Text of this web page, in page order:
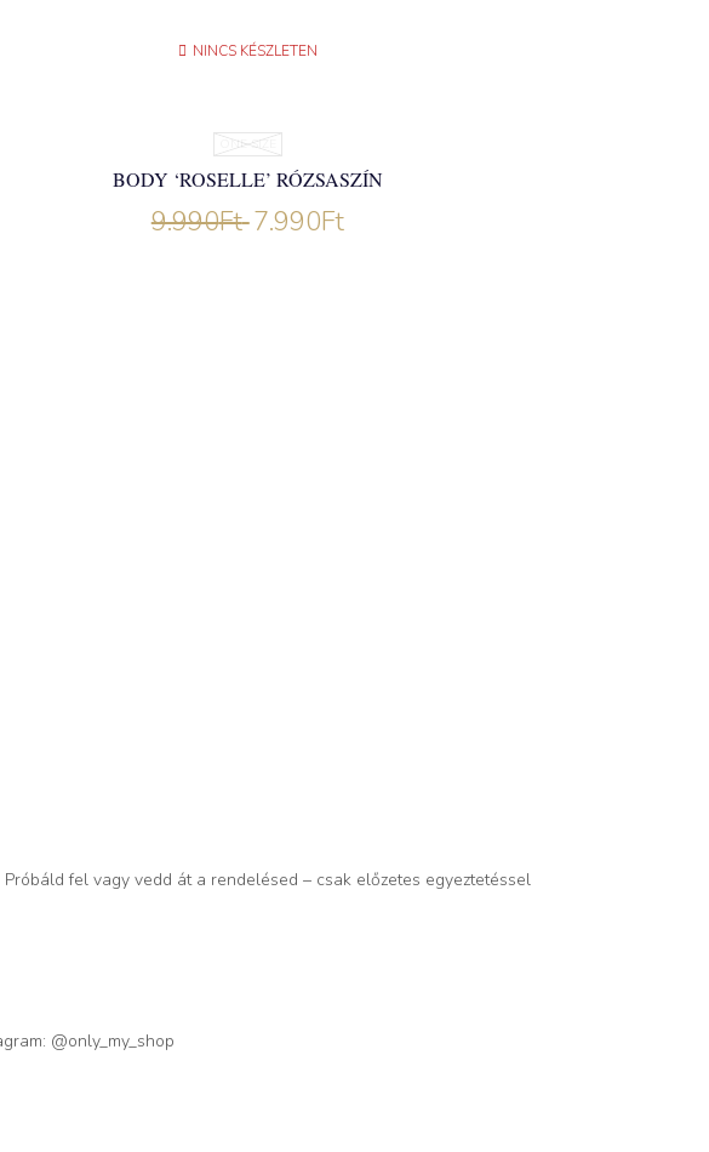
NINCS KÉSZLETEN
ONE SIZE
BODY ‘ROSELLE’ RÓZSASZÍN
9.990Ft 7.990Ft
fel vagy vedd át a rendelésed – csak előzetes egyeztetéssel
@only_my_shop